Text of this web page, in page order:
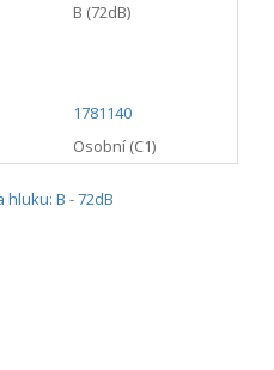
B (72dB)
1781140
Osobní (C1)